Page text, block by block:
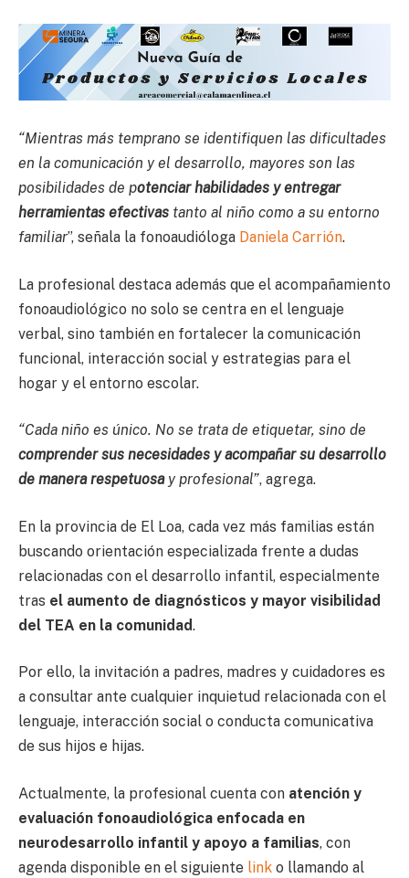
“Mientras más temprano se identifiquen las dificultades
en la comunicación y el desarrollo, mayores son las
posibilidades de potenciar habilidades y entregar
herramientas efectivas tanto al niño como a su entorno
familiar”, señala la fonoaudióloga Daniela Carrión.
La profesional destaca además que el acompañamiento
fonoaudiológico no solo se centra en el lenguaje
verbal, sino también en fortalecer la comunicación
funcional, interacción social y estrategias para el
hogar y el entorno escolar.
“Cada niño es único. No se trata de etiquetar, sino de
comprender sus necesidades y acompañar su desarrollo
de manera respetuosa y profesional”, agrega.
En la provincia de El Loa, cada vez más familias están
buscando orientación especializada frente a dudas
relacionadas con el desarrollo infantil, especialmente
tras el aumento de diagnósticos y mayor visibilidad
del TEA en la comunidad.
Por ello, la invitación a padres, madres y cuidadores es
a consultar ante cualquier inquietud relacionada con el
lenguaje, interacción social o conducta comunicativa
de sus hijos e hijas.
Actualmente, la profesional cuenta con atención y
evaluación fonoaudiológica enfocada en
neurodesarrollo infantil y apoyo a familias, con
agenda disponible en el siguiente link o llamando al